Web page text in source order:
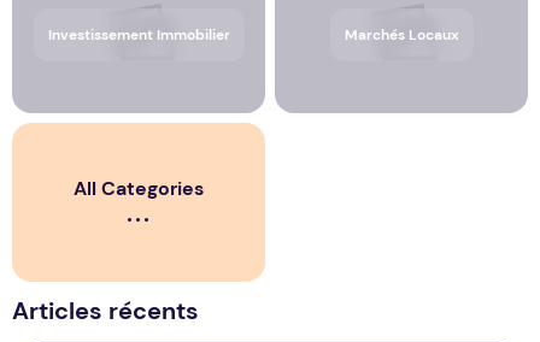
Investissement Immobilier Marchés Locaux
All Categories
Articles récents